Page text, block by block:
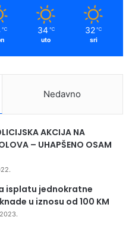
℃ 34 ℃
uto
32 ℃
sri
Nedavno
AKCIJA NA
– UHAPŠENO OSAM
isplatu jednokratne
u iznosu od 100 KM